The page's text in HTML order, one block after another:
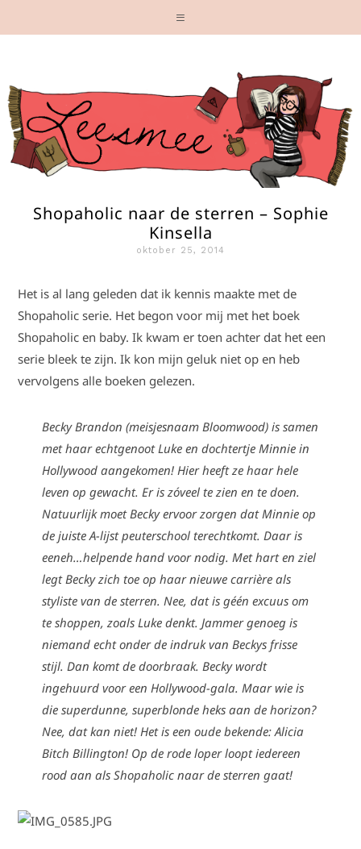
Shopaholic naar de sterren – Sophie
Kinsella
oktober 25, 2014
Het is al lang geleden dat ik kennis maakte met de
Shopaholic serie. Het begon voor mij met het boek
Shopaholic en baby. Ik kwam er toen achter dat het een
serie bleek te zijn. Ik kon mijn geluk niet op en heb
vervolgens alle boeken gelezen.
Becky Brandon (meisjesnaam Bloomwood) is samen
met haar echtgenoot Luke en dochtertje Minnie in
Hollywood aangekomen! Hier heeft ze haar hele
leven op gewacht. Er is zóveel te zien en te doen.
Natuurlijk moet Becky ervoor zorgen dat Minnie op
de juiste A-lijst peuterschool terechtkomt. Daar is
eeneh…helpende hand voor nodig. Met hart en ziel
legt Becky zich toe op haar nieuwe carrière als
styliste van de sterren. Nee, dat is géén excuus om
te shoppen, zoals Luke denkt. Jammer genoeg is
niemand echt onder de indruk van Beckys frisse
stijl. Dan komt de doorbraak. Becky wordt
ingehuurd voor een Hollywood-gala. Maar wie is
die superdunne, superblonde heks aan de horizon?
Nee, dat kan niet! Het is een oude bekende: Alicia
Bitch Billington! Op de rode loper loopt iedereen
rood aan als Shopaholic naar de sterren gaat!